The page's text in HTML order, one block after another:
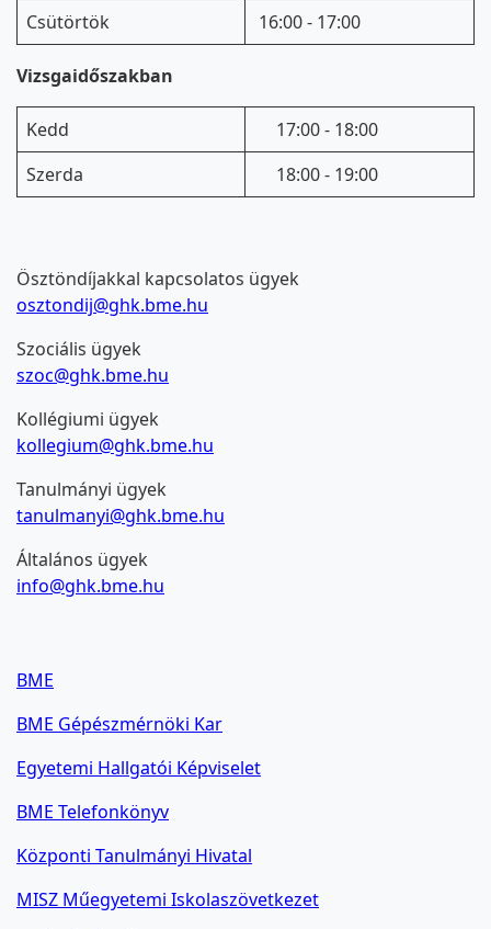
Csütörtök
16:00 - 17:00
Vizsgaidőszakban
Kedd
17:00 - 18:00
Szerda
18:00 - 19:00
Ösztöndíjakkal kapcsolatos ügyek
osztondij@ghk.bme.hu
Szociális ügyek
szoc@ghk.bme.hu
Kollégiumi ügyek
kollegium@ghk.bme.hu
Tanulmányi ügyek
tanulmanyi@ghk.bme.hu
Általános ügyek
info@ghk.bme.hu
BME
BME Gépészmérnöki Kar
Egyetemi Hallgatói Képviselet
BME Telefonkönyv
Központi Tanulmányi Hivatal
MISZ Műegyetemi Iskolaszövetkezet